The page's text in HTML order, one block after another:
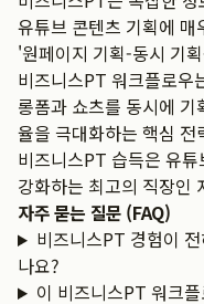
유튜브 콘텐츠 기획에 매
'원페이지 기획-동시 기
비즈니스PT 워크플로우
롱폼과 쇼츠를 동시에
율을 극대화하는 핵심 전
비즈니스PT 습득은 유
강화하는 최고의 직장인
자주 묻는 질문 (FAQ)
비즈니스PT 경험이
나요?
이 비즈니스PT 워크